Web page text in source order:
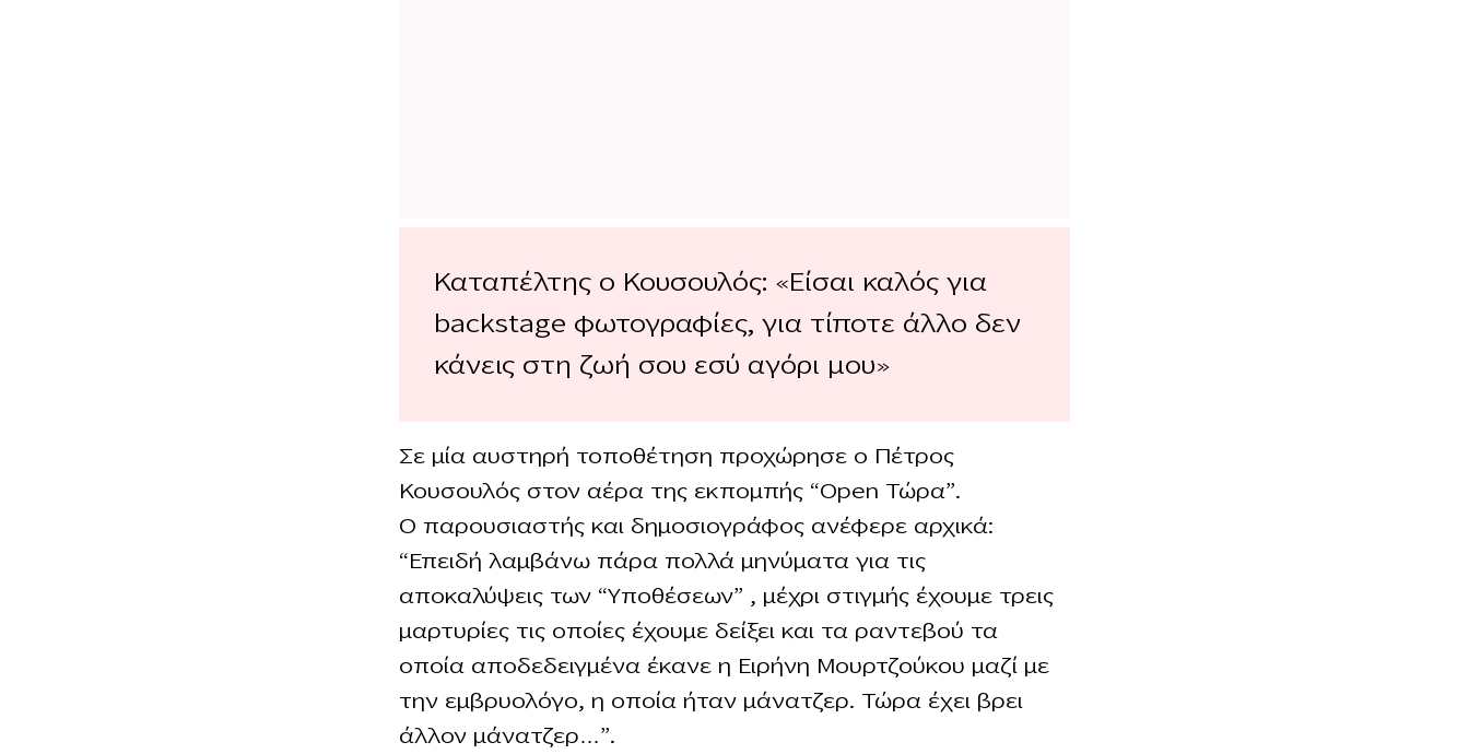
Καταπέλτης ο Κουσουλός: «Είσαι καλός για
backstage φωτογραφίες, για τίποτε άλλο δεν
κάνεις στη ζωή σου εσύ αγόρι μου»
Σε μία αυστηρή τοποθέτηση προχώρησε ο Πέτρος
Κουσουλός στον αέρα της εκπομπής “Open Τώρα”.
Ο παρουσιαστής και δημοσιογράφος ανέφερε αρχικά:
“Επειδή λαμβάνω πάρα πολλά μηνύματα για τις
αποκαλύψεις των “Υποθέσεων” , μέχρι στιγμής έχουμε τρεις
μαρτυρίες τις οποίες έχουμε δείξει και τα ραντεβού τα
οποία αποδεδειγμένα έκανε η Ειρήνη Μουρτζούκου μαζί με
την εμβρυολόγο, η οποία ήταν μάνατζερ. Τώρα έχει βρει
άλλον μάνατζερ…”.